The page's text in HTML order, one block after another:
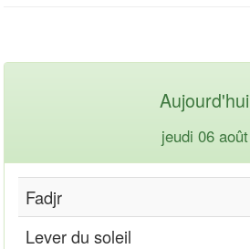
Aujourd'hui
jeudi 06 août
Fadjr
Lever du soleil